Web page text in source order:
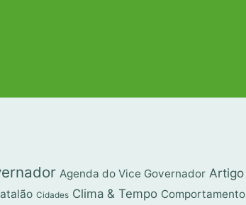
Agenda do Vice Governador Artigo
Cidades Clima & Tempo Comportamento